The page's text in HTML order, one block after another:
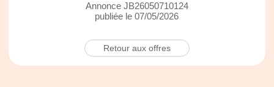
Annonce JB26050710124
publiée le 07/05/2026
Retour aux offres